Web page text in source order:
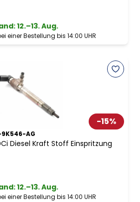
:12.–13. Aug.
einer Bestellung bis 14:00 UHR
-15%
AG
Diesel Kraft Stoff Einspritzung
:12.–13. Aug.
einer Bestellung bis 14:00 UHR